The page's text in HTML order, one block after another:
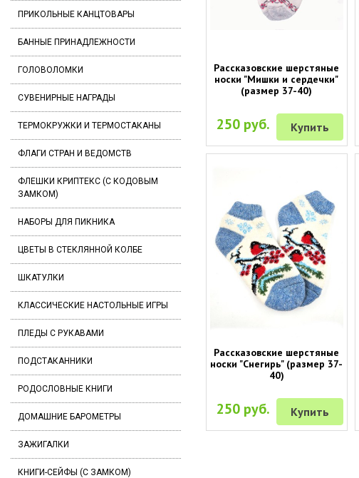
ПРИКОЛЬНЫЕ КАНЦТОВАРЫ
БАННЫЕ ПРИНАДЛЕЖНОСТИ
ГОЛОВОЛОМКИ
СУВЕНИРНЫЕ НАГРАДЫ
ТЕРМОКРУЖКИ И ТЕРМОСТАКАНЫ
ФЛАГИ СТРАН И ВЕДОМСТВ
ФЛЕШКИ КРИПТЕКС (С КОДОВЫМ
ЗАМКОМ)
НАБОРЫ ДЛЯ ПИКНИКА
ЦВЕТЫ В СТЕКЛЯННОЙ КОЛБЕ
ШКАТУЛКИ
КЛАССИЧЕСКИЕ НАСТОЛЬНЫЕ ИГРЫ
ПЛЕДЫ С РУКАВАМИ
ПОДСТАКАННИКИ
РОДОСЛОВНЫЕ КНИГИ
ДОМАШНИЕ БАРОМЕТРЫ
ЗАЖИГАЛКИ
КНИГИ-СЕЙФЫ (С ЗАМКОМ)
Рассказовские шерстяные
носки "Мишки и сердечки"
(размер 37-40)
250 руб. Купить
Рассказовские шерстяные
носки "Снегирь" (размер 37-
40)
250 руб. Купить